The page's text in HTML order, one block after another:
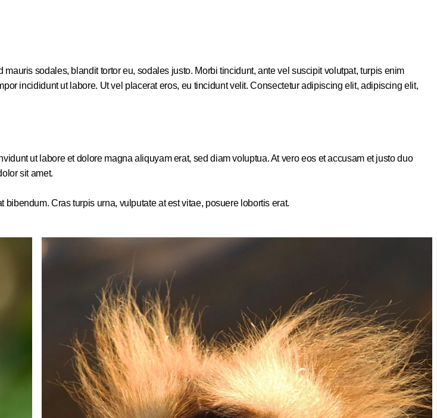
sodales, blandit tortor eu, sodales justo. Morbi tincidunt, ante vel suscipit volutpat, turpis enim
incididunt ut labore. Ut vel placerat eros, eu tincidunt velit. Consectetur adipiscing elit, adipiscing elit,
ut labore et dolore magna aliquyam erat, sed diam voluptua. At vero eos et accusam et justo duo
sit amet.
Cras turpis urna, vulputate at est vitae, posuere lobortis erat.